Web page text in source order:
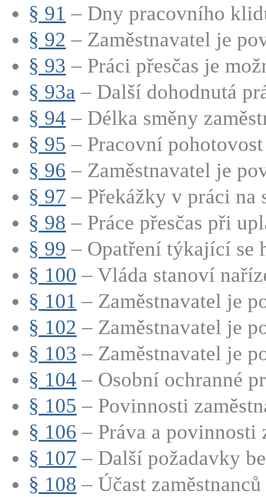
§ 91 – Dny pracovního
§ 92 – Zaměstnavatel je
§ 93 – Práci přesčas je
§ 93a – Další dohodnutá
§ 94 – Délka směny
§ 95 – Pracovní
§ 96 – Zaměstnavatel je
§ 97 – Překážky v práci na
§ 98 – Práce přesčas při
§ 99 – Opatření týkající se
§ 100 – Vláda stanoví
§ 101 – Zaměstnavatel je
§ 102 – Zaměstnavatel je
§ 103 – Zaměstnavatel je
§ 104 – Osobní ochranné
§ 105 – Povinnosti
§ 106 – Práva a povinnosti
§ 107 – Další požadavky
§ 108 – Účast